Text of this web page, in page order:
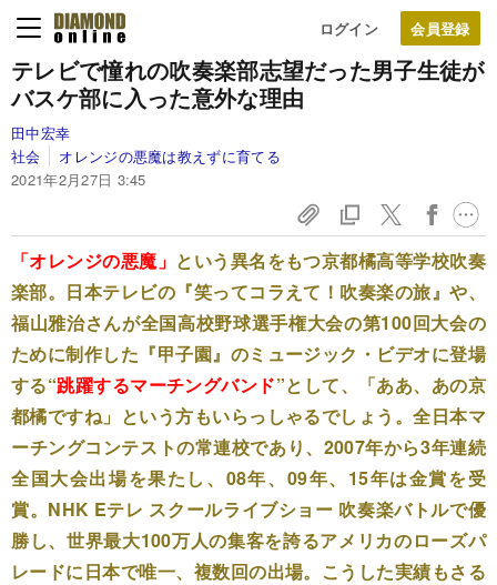
ログイン
テレビで憧れの吹奏楽部志望だった男子生徒が
バスケ部に入った意外な理由
田中宏幸
社会
オレンジの悪魔は教えずに育てる
2021年2月27日 3:45
「オレンジの悪魔」 という異名をもつ京都橘高等学校吹奏
楽部。日本テレビの『笑ってコラえて！吹奏楽の旅』や、
福山雅治さんが全国高校野球選手権大会の第100回大会の
ために制作した『甲子園』のミュージック・ビデオに登場
する“跳躍するマーチングバンド”として、「ああ、あの京
都橘ですね」という方もいらっしゃるでしょう。全日本マ
ーチングコンテストの常連校であり、2007年から3年連続
全国大会出場を果たし、08年、09年、15年は金賞を受
賞。NHK Eテレ スクールライブショー 吹奏楽バトルで優
勝し、世界最大100万人の集客を誇るアメリカのローズパ
レードに日本で唯一、複数回の出場。こうした実績もさる